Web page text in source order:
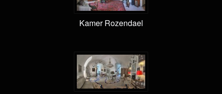
Kamer Rozendael